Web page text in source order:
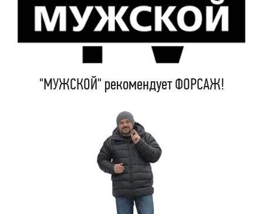
"МУЖСКОЙ" рекомендует ФОРСАЖ!